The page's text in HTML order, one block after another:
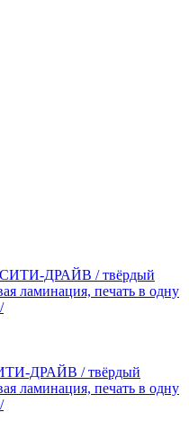
ДРАЙВ / твёрдый
ламинация, печать в одну